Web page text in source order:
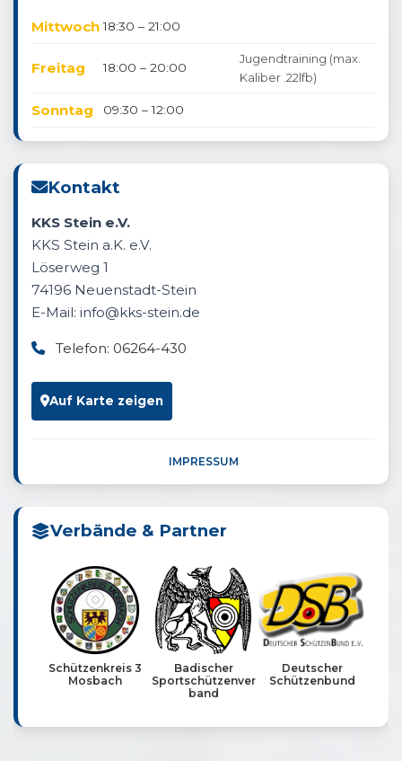
Mittwoch 18:30 – 21:00
Freitag 18:00 – 20:00
Jugendtraining (max.
Kaliber .22lfb)
Sonntag 09:30 – 12:00
Kontakt
KKS Stein e.V.
KKS Stein a.K. e.V.
Löserweg 1
74196 Neuenstadt-Stein
E-Mail: info@kks-stein.de
Telefon: 06264-430
Auf Karte zeigen
IMPRESSUM
Verbände & Partner
Schützenkreis 3
Mosbach
Badischer
Sportschützenver
band
Deutscher
Schützenbund